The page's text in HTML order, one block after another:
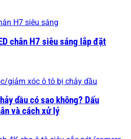
chân H7 siêu sáng lắp đặt
dầu có sao không? Dấu
và cách xử lý